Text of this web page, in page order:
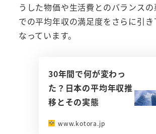
うした物価や生活費とのバランス
での平均年収の満足度をさらに引
なっています。
30年間で何が変わっ
た？日本の平均年収推
移とその実態
www.kotora.jp